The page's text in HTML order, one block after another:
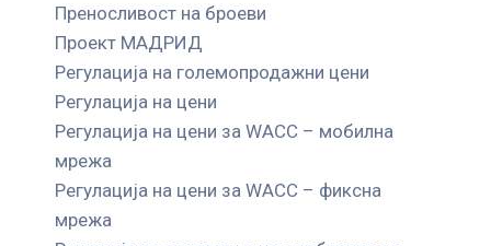
Преносливост на броеви
Проект МАДРИД
Регулација на големопродажни цени
Регулација на цени
Регулација на цени за WACC – мобилна
мрежа
Регулација на цени за WACC – фиксна
мрежа